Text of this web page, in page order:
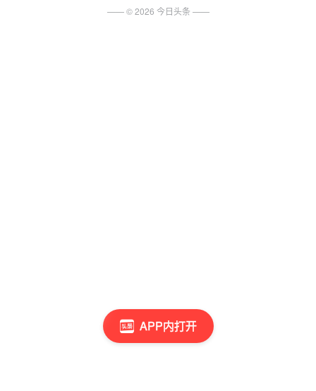
APP内打开
—— ©2026 今日头条 ——